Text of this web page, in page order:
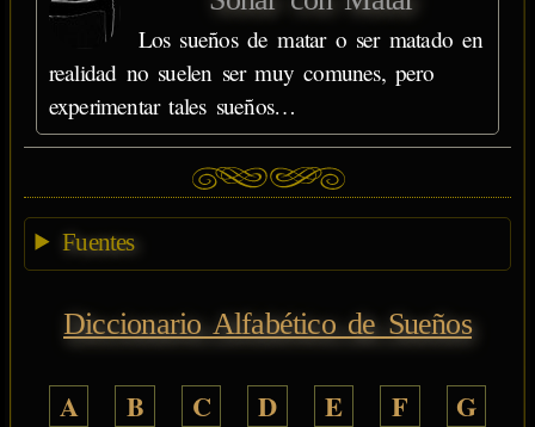
Los sueños de matar o ser matado en
realidad no suelen ser muy comunes, pero
experimentar tales sueños…
Fuentes
Diccionario Alfabético de Sueños
A B C D E F
G